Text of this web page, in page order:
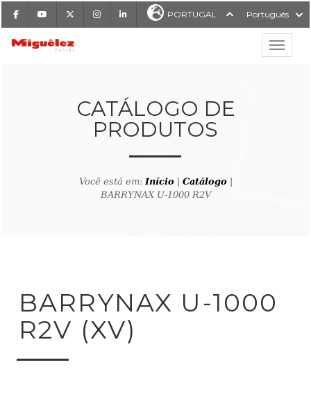
FacebookYoutube InstagramLinkedIn PORTUGAL Português
Miguélez Cabos
CATÁLOGO DE
PRODUTOS
Você está em:Início| Catálogo|
BARRYNAX U-1000 R2V
ao buscador de produtos
BARRYNAX U-1000
R2V (XV)